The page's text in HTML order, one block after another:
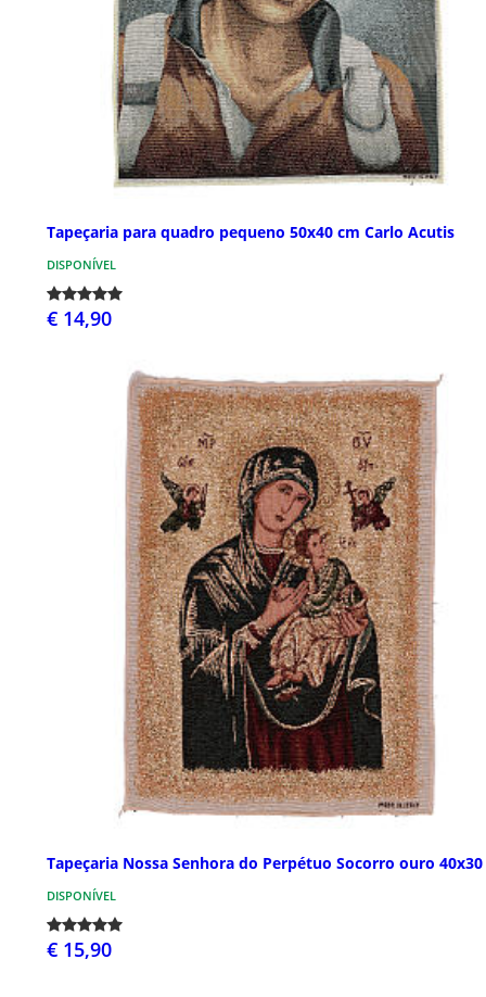
Tapeçaria para quadro pequeno 50x40 cm Carlo Acutis
DISPONÍVEL
€ 14,90
Tapeçaria Nossa Senhora do Perpétuo Socorro ouro
DISPONÍVEL
€ 15,90